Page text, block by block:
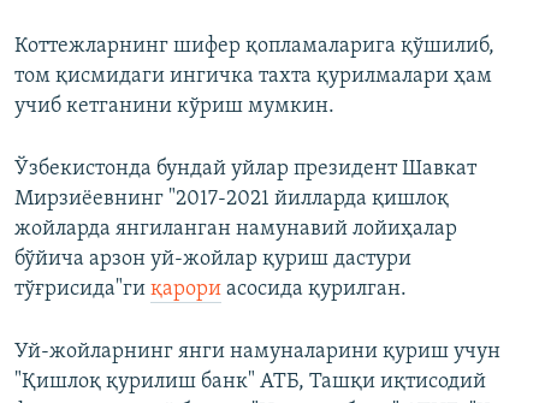
Коттежларнинг шифер қопламаларига қўшилиб,
том қисмидаги ингичка тахта қурилмалари ҳам
учиб кетганини кўриш мумкин.
Ўзбекистонда бундай уйлар президент Шавкат
Мирзиёевнинг "2017-2021 йилларда қишлоқ
жойларда янгиланган намунавий лойиҳалар
бўйича арзон уй-жойлар қуриш дастури
тўғрисида"ги қарори асосида қурилган.
Уй-жойларнинг янги намуналарини қуриш учун
"Қишлоқ қурилиш банк" АТБ, Ташқи иқтисодий